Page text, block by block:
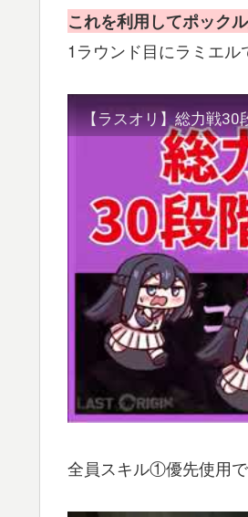
これを利用してポック
1ラウンド目にラミエル
全員スキル①優先使用